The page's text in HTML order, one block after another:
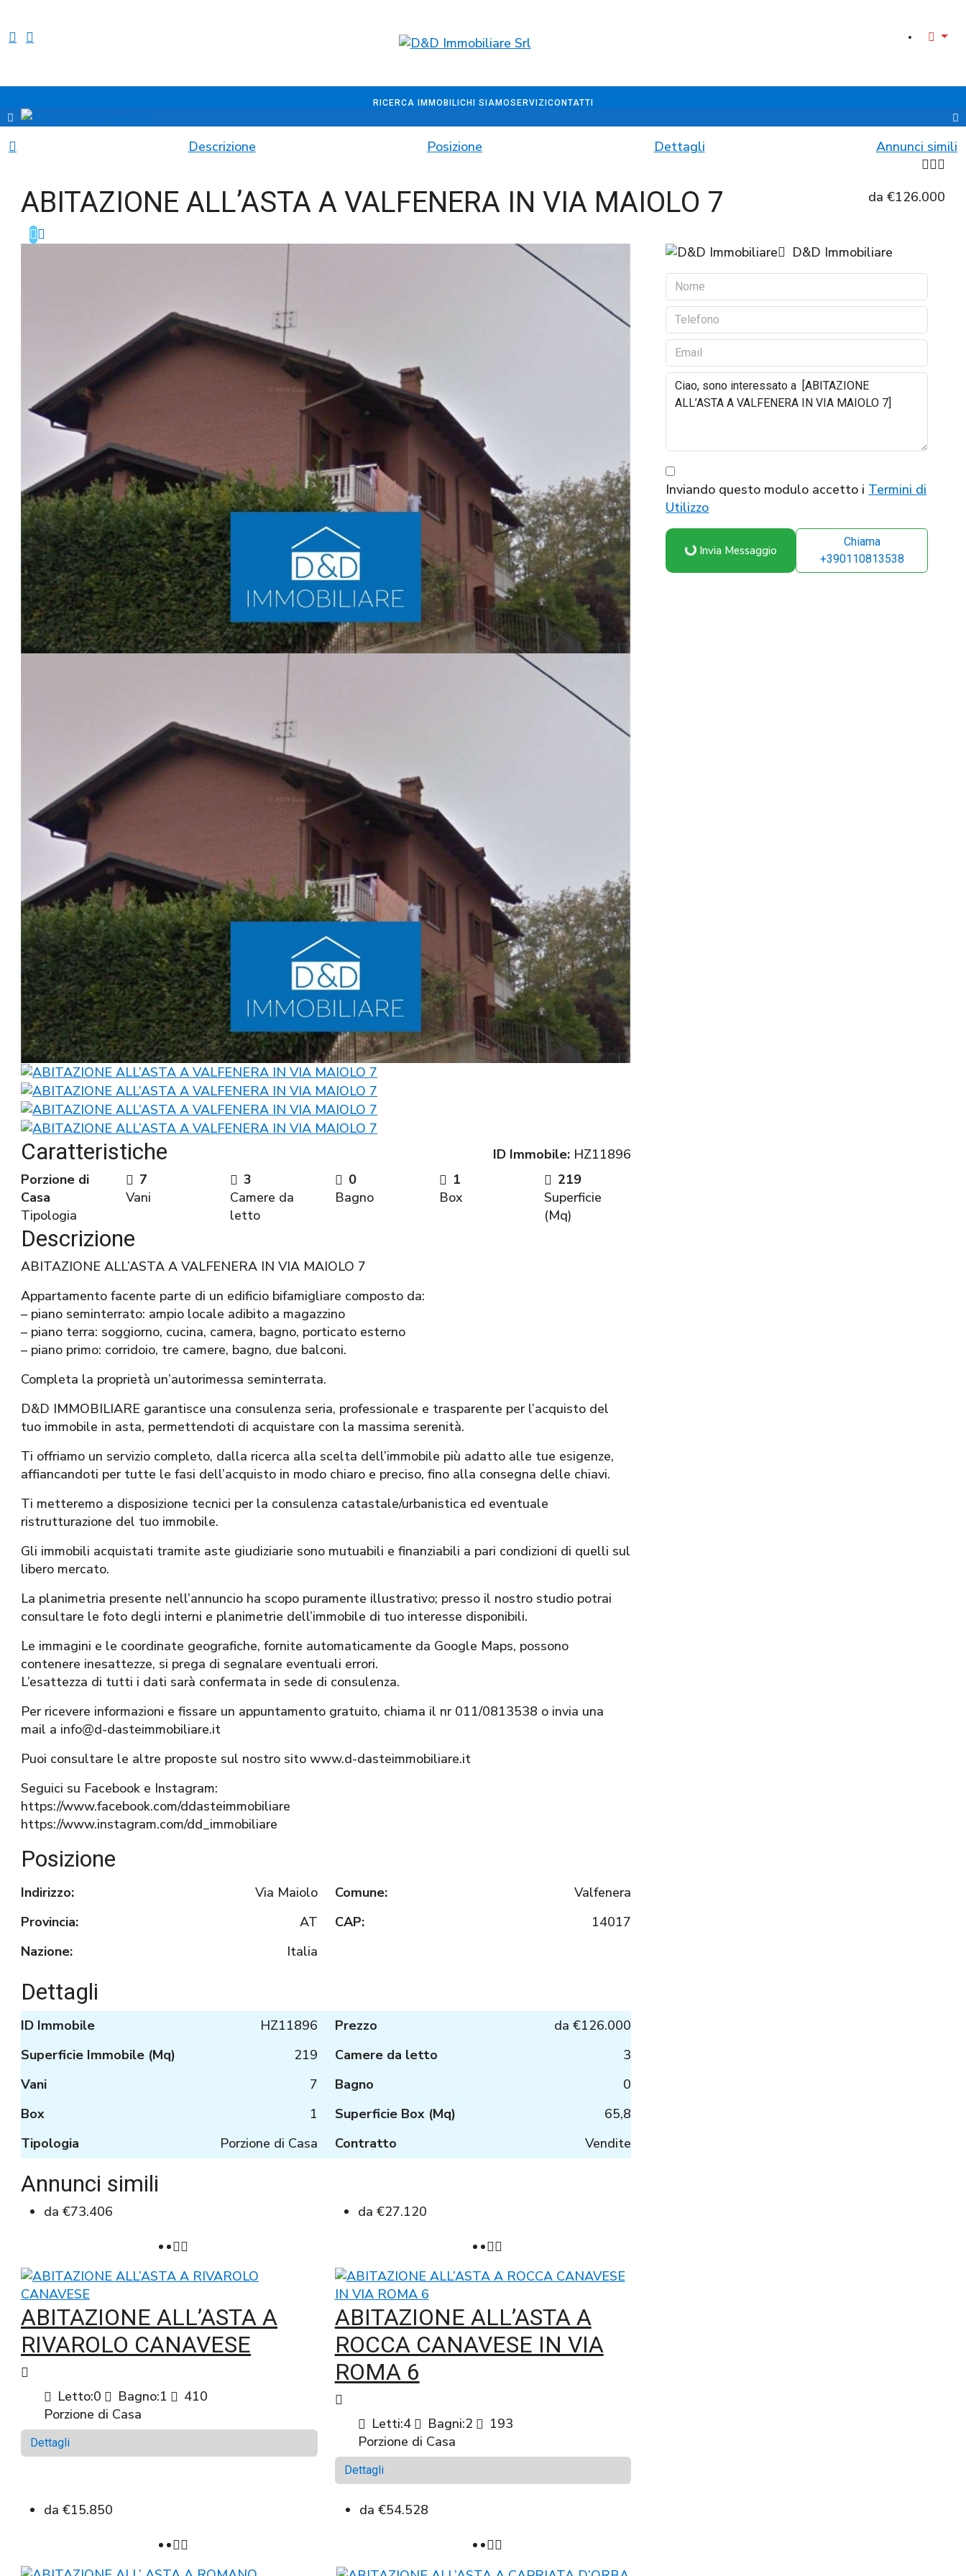
RICERCA IMMOBILI CHI SIAMOSERVIZI CONTATTI
Descrizione Posizione Dettagli Annunci simili
ABITAZIONE ALL’ASTA A VALFENERA IN VIA MAIOLO 7 da €126.000
Caratteristiche ID Immobile: HZ11896
Porzione di
Casa
Tipologia
7
Vani
3
Camere da
letto
0
Bagno
1
Box
219
Superficie
(Mq)
Descrizione
ABITAZIONE ALL’ASTA A VALFENERA IN VIA MAIOLO 7
Appartamento facente parte di un edificio bifamigliare composto da:
– piano seminterrato: ampio locale adibito a magazzino
– piano terra: soggiorno, cucina, camera, bagno, porticato esterno
– piano primo: corridoio, tre camere, bagno, due balconi.
Completa la proprietà un’autorimessa seminterrata.
D&D IMMOBILIARE garantisce una consulenza seria, professionale e trasparente per l’acquisto del
tuo immobile in asta, permettendoti di acquistare con la massima serenità.
Ti offriamo un servizio completo, dalla ricerca alla scelta dell’immobile più adatto alle tue esigenze,
affiancandoti per tutte le fasi dell’acquisto in modo chiaro e preciso, fino alla consegna delle chiavi.
Ti metteremo a disposizione tecnici per la consulenza catastale/urbanistica ed eventuale
ristrutturazione del tuo immobile.
Gli immobili acquistati tramite aste giudiziarie sono mutuabili e finanziabili a pari condizioni di quelli sul
libero mercato.
La planimetria presente nell’annuncio ha scopo puramente illustrativo; presso il nostro studio potrai
consultare le foto degli interni e planimetrie dell’immobile di tuo interesse disponibili.
Le immagini e le coordinate geografiche, fornite automaticamente da Google Maps, possono
contenere inesattezze, si prega di segnalare eventuali errori.
L’esattezza di tutti i dati sarà confermata in sede di consulenza.
Per ricevere informazioni e fissare un appuntamento gratuito, chiama il nr 011/0813538 o invia una
mail a info@d-dasteimmobiliare.it
Puoi consultare le altre proposte sul nostro sito www.d-dasteimmobiliare.it
Seguici su Facebook e Instagram:
https://www.facebook.com/ddasteimmobiliare
https://www.instagram.com/dd_immobiliare
Posizione
Indirizzo: Via Maiolo Comune:
Valfenera
Provincia:
AT CAP:
14017
Nazione:
Italia
Dettagli
ID Immobile HZ11896 Prezzo da €126.000
Superficie Immobile (Mq)
219 Camere da letto
3
Vani
7 Bagno
0
Box
1 Superficie Box (Mq)
65,8
Tipologia
Porzione di Casa Contratto Vendite
Annunci simili
da €73.406
ABITAZIONE ALL’ASTA A
RIVAROLO CANAVESE
Letto:0 Bagno:1
410
Porzione di Casa
Dettagli
da €27.120
ABITAZIONE ALL’ASTA A
ROCCA CANAVESE IN VIA
ROMA 6
Letti:4 Bagni:2
193
Porzione di Casa
Dettagli
da €15.850 da€54.528
D&D Immobiliare
Inviando questo modulo accetto i Termini di
Utilizzo
Invia Messaggio
Chiama
+390110813538